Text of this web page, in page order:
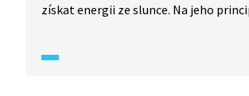
získat energii ze slunce. Na jeho